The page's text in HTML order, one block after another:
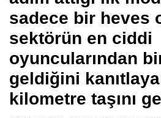
sadece bir heves
sektörün en ciddi
oyuncularından
geldiğini
kilometre taşını